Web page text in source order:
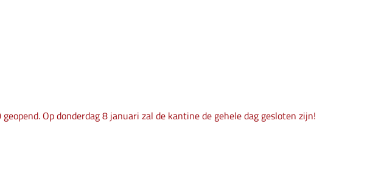
Op donderdag 8 januari zal de kantine de gehele dag gesloten zijn!